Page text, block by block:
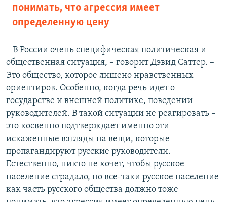
понимать, что агрессия имеет
определенную цену
– В России очень специфическая политическая и
общественная ситуация, – говорит Дэвид Саттер. –
Это общество, которое лишено нравственных
ориентиров. Особенно, когда речь идет о
государстве и внешней политике, поведении
руководителей. В такой ситуации не реагировать –
это косвенно подтверждает именно эти
искаженные взгляды на вещи, которые
пропагандируют русские руководители.
Естественно, никто не хочет, чтобы русское
население страдало, но все-таки русское население
как часть русского общества должно тоже